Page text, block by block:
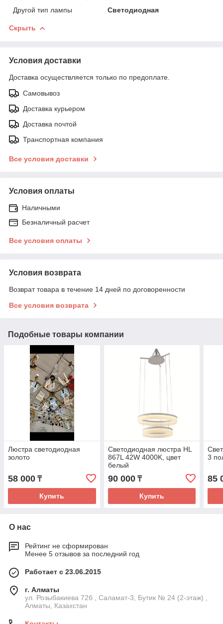
Другой тип лампы
Светодиодная
Скрыть
Условия доставки
Доставка осуществляется только по предоплате.
Самовывоз
Доставка курьером
Доставка почтой
Транспортная компания
Все условия доставки
Условия оплаты
Наличными
Безналичный расчет
Все условия оплаты
Условия возврата
Возврат товара в течение 14 дней по договоренности
Все условия возврата
Подобные товары компании
Люстра светодиодная
золото
58 000 ₸
Купить
Светодиодная люстра HL
867L 42W 4000K, цвет
белый
90 000₸
Купить
3
85
О нас
Рейтинг не сформирован
Менее 5 отзывов за последний год
Работает с 23.06.2015
г. Алматы
ул. Розыбакиева 72б , Саламат-3, Бутик № 24 (2-этаж) ,
Алматы, Казахстан